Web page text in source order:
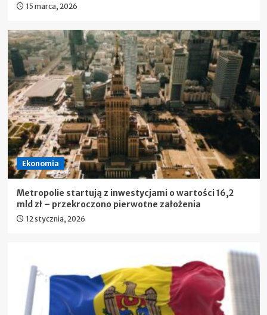
15 marca, 2026
Ekonomia
Metropolie startują z inwestycjami o wartości 16,2
mld zł – przekroczono pierwotne założenia
12 stycznia, 2026